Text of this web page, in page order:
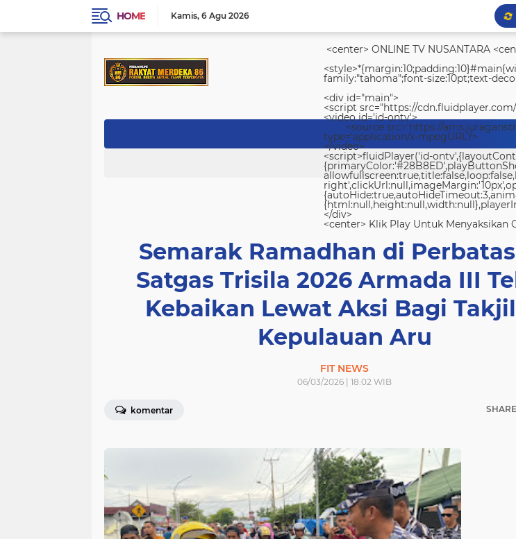
HOME Kamis 6 Agu 2026
<center> ONLINE TV NUSANTARA
family:"tahoma";font-size:10pt;text-
<div id="main">
<script src="https://
<video id='id-ontv'>
<source src='https://
type='application/x-mpegURL'/>
</video>
<script>fluidPlayer('id-
</div>
<center> Klik Play Untuk Menyaksikan
Semarak Ramadhan di
Satgas Trisila 2026 Armada III
Kebaikan Lewat Aksi Bagi
Kepulauan Aru
FIT NEWS
06/03/2026 | 18:02 WIB
komentar SHARE